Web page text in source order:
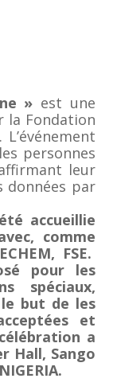
» est une
la Fondation
personnes
leur
données par
accueillie
comme
FSE.
pour les
spéciaux,
but de les
et
a
Hall, Sango